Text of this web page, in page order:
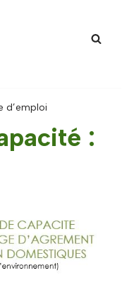
d’emploi
: